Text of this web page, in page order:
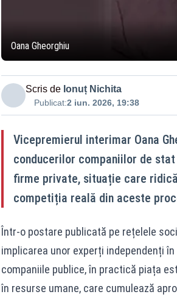
Oana Gheorghiu
Scris de Ionuț Nichita
Publicat:2 iun. 2026, 19:38
Vicepremierul interimar Oana
conducerilor companiilor de
firme private, situație care
competiția reală din aceste
Într-o postare publicată pe rețelele
implicarea unor experți independenți
companiile publice, în practică piața
în resurse umane, care cumulează